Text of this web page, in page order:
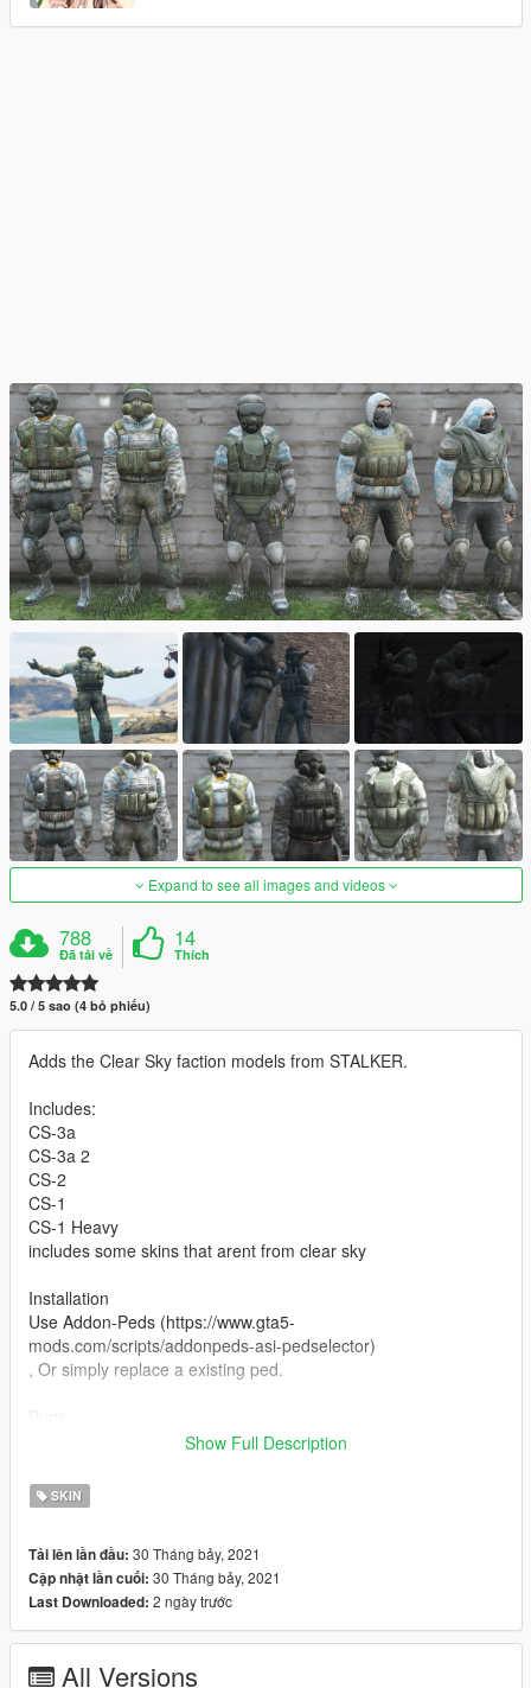
Expand to see all images and videos
788
Đã tải về
14
Thích
5.0 / 5 sao (4 bỏ phiếu)
Adds the Clear Sky faction models from STALKER.
Includes:
CS-3a
CS-3a 2
CS-2
CS-1
CS-1 Heavy
includes some skins that arent from clear sky
Installation
Use Addon-Peds (https://www.gta5-
mods.com/scripts/addonpeds-asi-pedselector)
, Or simply replace a existing ped.
Havent found any but please say if there are,
Credits to GSC Game World and ANOMALY
Show Full Description
SKIN
Tải lên lần đầu: 30 Tháng bảy, 2021
Cập nhật lần cuối: 30 Tháng bảy, 2021
Last Downloaded: 2 ngày trước
All Versions